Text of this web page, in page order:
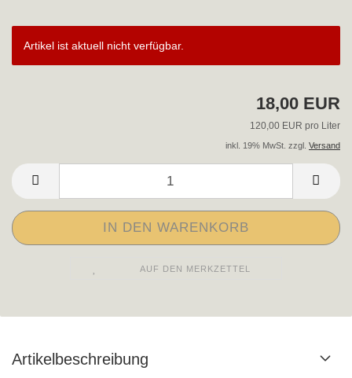
Artikel ist aktuell nicht verfügbar.
18,00 EUR
120,00 EUR pro Liter
inkl. 19% MwSt. zzgl. Versand
AUF DEN MERKZETTEL
Artikelbeschreibung